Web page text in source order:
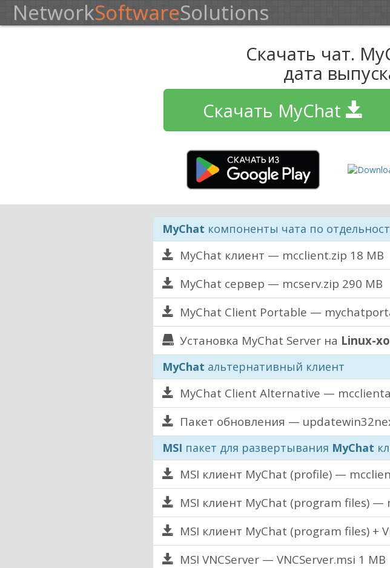
NetworkSoftwareSolutions
Скачать чат.
дата
Скачать MyChat
MyChat компоненты чата по
MyChat клиент — mcclient.zip 18 MB
MyChat сервер — mcserv.zip 290 MB
MyChat Client Portable —
Установка MyChat Server на Linux-
MyChat альтернативный клиент
MyChat Client Alternative —
Пакет обновления —
MSI пакет для развертывания MyChat
MSI клиент MyChat (profile) —
MSI клиент MyChat (program files) —
MSI клиент MyChat (program files) +
MSI VNCServer — VNCServer.msi 1 MB